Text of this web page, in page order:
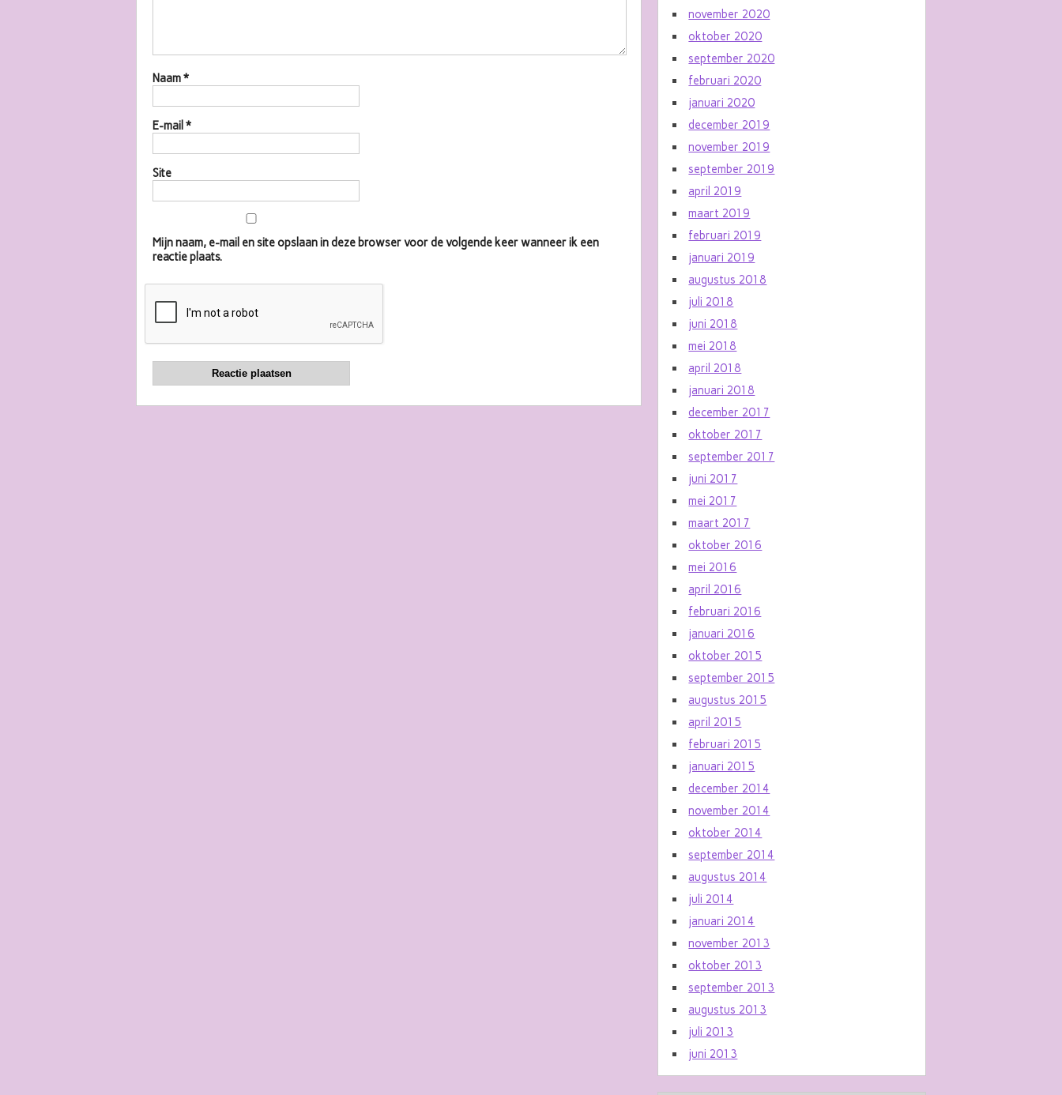
Naam*
E-mail *
Site
Mijn naam, e-mail en site opslaan in deze browser voor de volgende keer wanneer ik een
reactie plaats.
november 2020
oktober 2020
september 2020
februari 2020
januari 2020
december 2019
november 2019
september 2019
april 2019
maart 2019
februari 2019
januari 2019
augustus 2018
juli 2018
juni 2018
mei 2018
april 2018
januari 2018
december 2017
oktober 2017
september 2017
juni 2017
mei 2017
maart 2017
oktober 2016
mei 2016
april 2016
februari 2016
januari 2016
oktober 2015
september 2015
augustus 2015
april 2015
februari 2015
januari 2015
december 2014
november 2014
oktober 2014
september 2014
augustus 2014
juli 2014
januari 2014
november 2013
oktober 2013
september 2013
augustus 2013
juli 2013
juni 2013